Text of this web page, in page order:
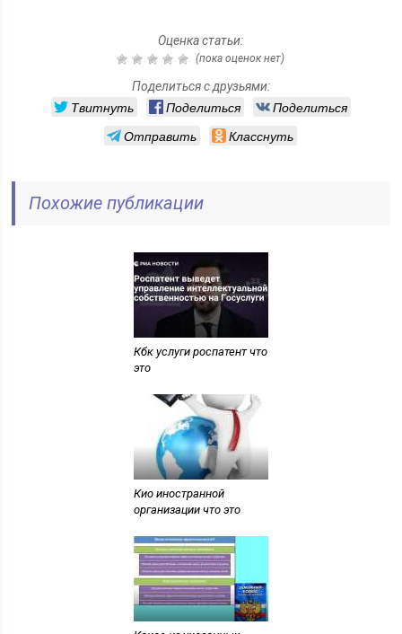
Оценка статьи:
(пока оценок нет)
Поделиться с друзьями:
Твитнуть Поделиться
Поделиться
Отправить
Класснуть
Похожие публикации
Кбк услуги роспатент что
это
Кио иностранной
организации что это